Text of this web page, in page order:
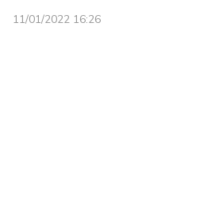
11/01/2022 16:26